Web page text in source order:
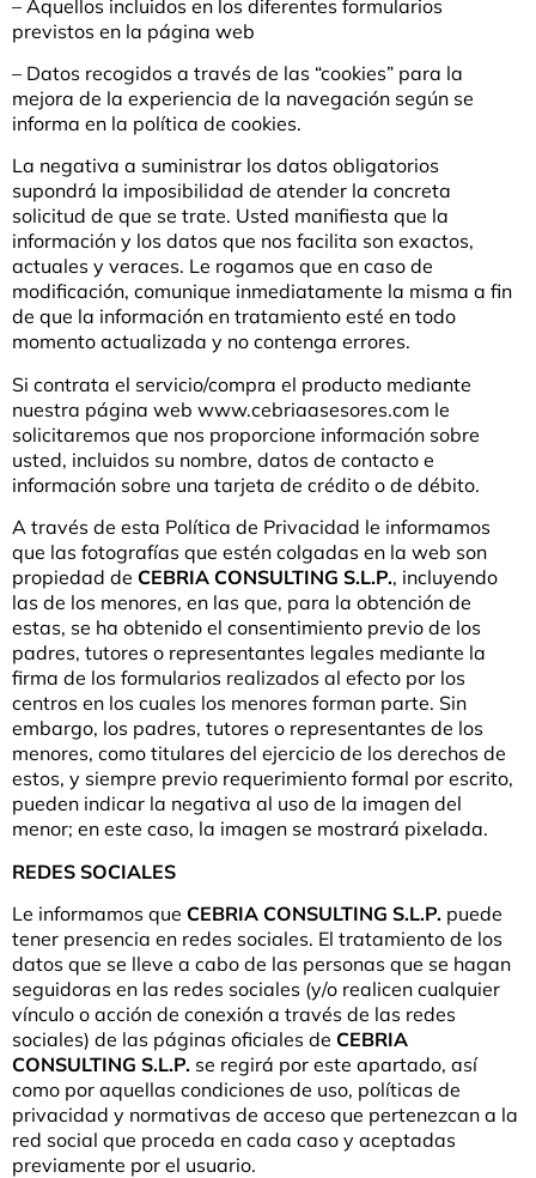
– Aquellos incluidos en los diferentes formularios
previstos en la página web
– Datos recogidos a través de las “cookies” para la
mejora de la experiencia de la navegación según se
informa en la política de cookies.
La negativa a suministrar los datos obligatorios
supondrá la imposibilidad de atender la concreta
solicitud de que se trate. Usted manifiesta que la
información y los datos que nos facilita son exactos,
actuales y veraces. Le rogamos que en caso de
modificación, comunique inmediatamente la misma a fin
de que la información en tratamiento esté en todo
momento actualizada y no contenga errores.
Si contrata el servicio/compra el producto mediante
nuestra página web www.cebriaasesores.com le
solicitaremos que nos proporcione información sobre
usted, incluidos su nombre, datos de contacto e
información sobre una tarjeta de crédito o de débito.
A través de esta Política de Privacidad le informamos
que las fotografías que estén colgadas en la web son
propiedad de CEBRIA CONSULTING S.L.P., incluyendo
las de los menores, en las que, para la obtención de
estas, se ha obtenido el consentimiento previo de los
padres, tutores o representantes legales mediante la
firma de los formularios realizados al efecto por los
centros en los cuales los menores forman parte. Sin
embargo, los padres, tutores o representantes de los
menores, como titulares del ejercicio de los derechos de
estos, y siempre previo requerimiento formal por escrito,
pueden indicar la negativa al uso de la imagen del
menor; en este caso, la imagen se mostrará pixelada.
REDES SOCIALES
Le informamos que CEBRIA CONSULTING S.L.P. puede
tener presencia en redes sociales. El tratamiento de los
datos que se lleve a cabo de las personas que se hagan
seguidoras en las redes sociales (y/o realicen cualquier
vínculo o acción de conexión a través de las redes
sociales) de las páginas oficiales de CEBRIA
CONSULTING S.L.P. se regirá por este apartado, así
como por aquellas condiciones de uso, políticas de
privacidad y normativas de acceso que pertenezcan a la
red social que proceda en cada caso y aceptadas
previamente por el usuario.